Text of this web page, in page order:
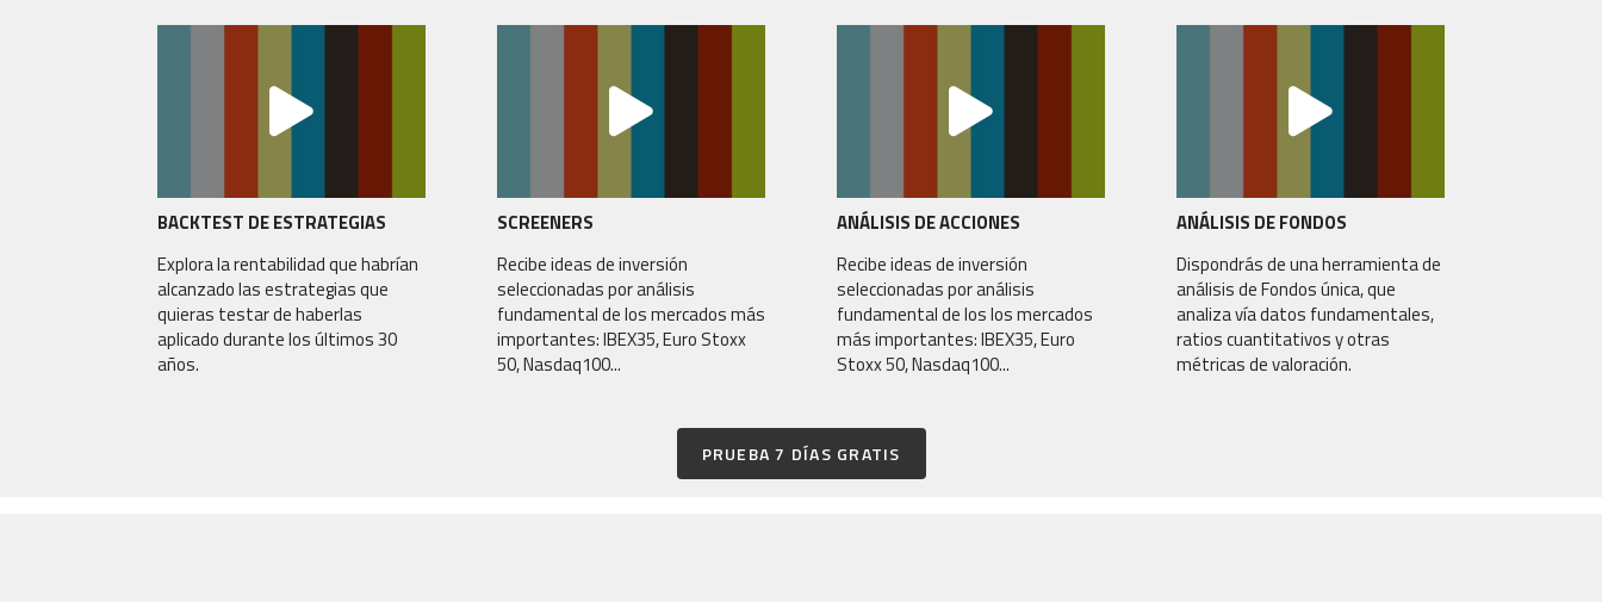
BACKTEST DE ESTRATEGIAS
Explora la rentabilidad que habrían
alcanzado las estrategias que
quieras testar de haberlas
aplicado durante los últimos 30
años.
SCREENERS
Recibe ideas de inversión
seleccionadas por análisis
fundamental de los mercados más
importantes: IBEX35, Euro Stoxx
50, Nasdaq100...
ANÁLISIS DE ACCIONES
Recibe ideas de inversión
seleccionadas por análisis
fundamental de los los mercados
más importantes: IBEX35, Euro
Stoxx 50, Nasdaq100...
ANÁLISIS DE FONDOS
Dispondrás de una herramienta de
análisis de Fondos única, que
analiza vía datos fundamentales,
ratios cuantitativos y otras
métricas de valoración.
PRUEBA 7 DÍAS GRATIS